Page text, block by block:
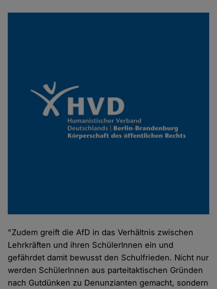
"Zudem greift die AfD in das Verhältnis zwischen
Lehrkräften und ihren SchülerInnen ein und
gefährdet damit bewusst den Schulfrieden. Nicht nur
werden SchülerInnen aus parteitaktischen Gründen
nach Gutdünken zu Denunzianten gemacht, sondern